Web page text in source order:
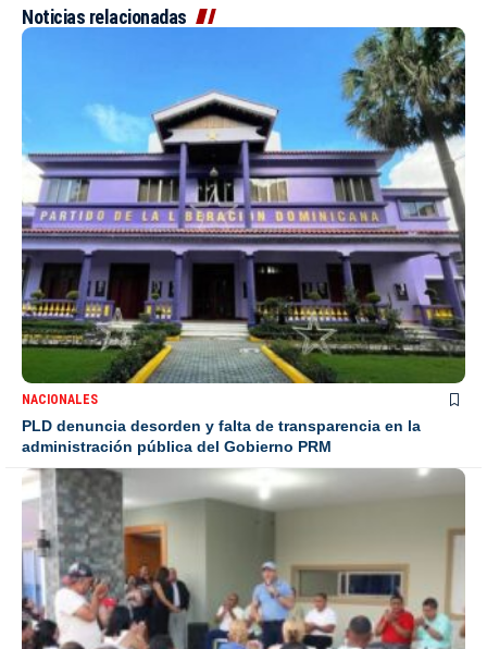
Noticias relacionadas
NACIONALES
PLD denuncia desorden y falta de transparencia en la
administración pública del Gobierno PRM